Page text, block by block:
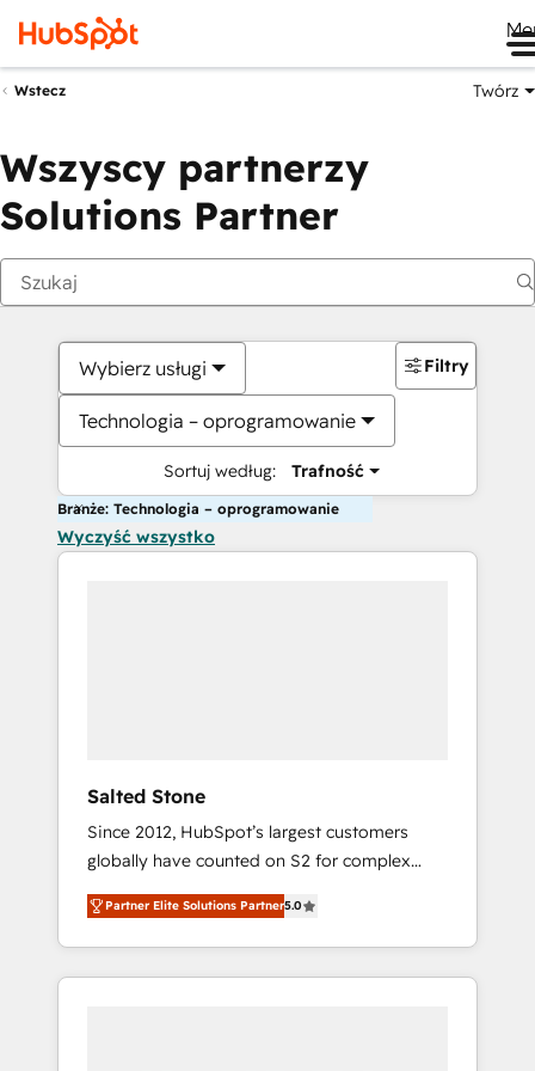
Wstecz Twórz
Wszyscy partnerzy
Solutions Partner
Wybierz usługi
Technologia – oprogramowanie
Sortuj według: Trafność
Filtry
Branże: Technologia – oprogramowanie
Wyczyść wszystko
Salted Stone
Since 2012, HubSpot’s largest customers
globally have counted on S2 for complex
migrations, change management, systems
integration, and creative solutions that
deliver measurable impact and transform
brand experiences As one of the few full-
Partner Elite Solutions Partner5.0